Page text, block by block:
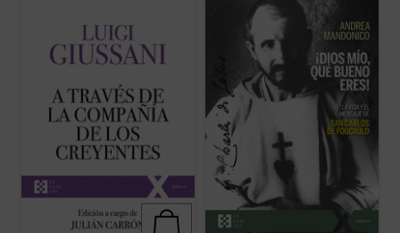
es el quinto volumen de la serie dedicada a
las intervenciones realizadas por don Luigi
Giussani durante los Ejercicios espirituales
de la Fraternidad de Comunión y Liberación
Esta biografía del recién proclamado santo
Carlos de Foucauld, escrita por quien ha
sido vicepostulador de su causa de
canonización, se centra en los aspectos
más sobresalientes de su espiritualidad y
de su actividad pastoral. El libro arranca ...
(ver ficha)